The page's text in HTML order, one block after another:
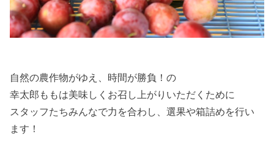
自然の農作物がゆえ、時間が勝負！の
幸太郎ももは美味しくお召し上がりいただくために
スタッフたちみんなで力を合わし、選果や箱詰めを行い
ます！